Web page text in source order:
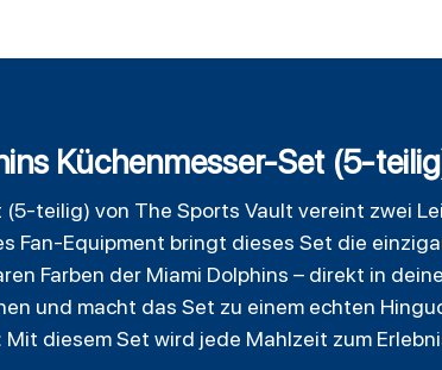
Küchenmesser-Set (5-
(5-teilig) von The Sports Vault vereint zwei
Fan-Equipment bringt dieses Set die
Farben der Miami Dolphins – direkt in
und macht das Set zu einem echten
diesem Set wird jede Mahlzeit zum